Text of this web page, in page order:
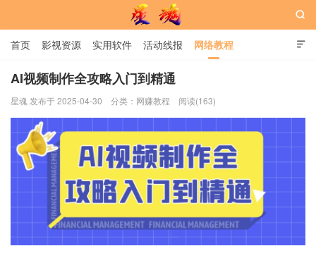
星魂网

首页 影视资源 实用软件 活动线报 网络教程
用户中心 书籍 娱乐

AI视频制作全攻略入门到精通
星魂 发布于 2025-04-30 分类： 网赚教程 阅读(163)